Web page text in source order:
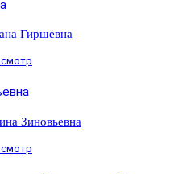
Гиршевна
Зиновьевна